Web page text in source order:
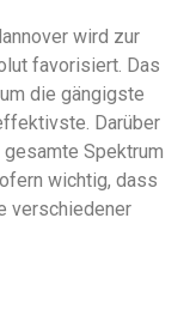
wird zur
favorisiert. Das
die gängigste
Darüber
Spektrum
wichtig, dass
verschiedener